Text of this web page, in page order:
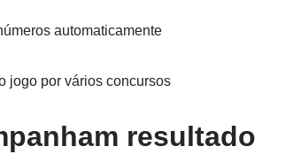
automaticamente
jogo por vários concursos
resultado